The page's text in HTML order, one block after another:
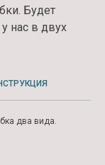
Будет
нас в двух
два вида.